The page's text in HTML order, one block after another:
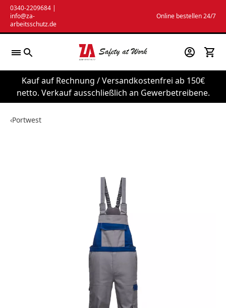
Zum
Inhalt
springen
0340-2209684 |
info@za-
arbeitsschutz.de
Online bestellen 24/7
Kauf auf Rechnung / Versandkostenfrei ab 150€
netto. Verkauf ausschließlich an Gewerbetreibene.
‹Portwest